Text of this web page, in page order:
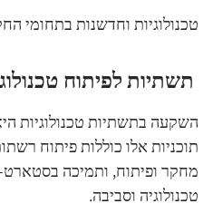
טכנולוגיות וחדשנות בתחומי
תשתיות לפיתוח
השקעה בתשתיות טכנולוגיות
תוכניות אלו כוללות פיתוח
מחקר ופיתוח, ותמיכה
טכנולוגיה וסביבה.